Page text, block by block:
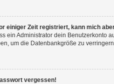
einiger Zeit registriert, kann mich
ein Administrator dein Benutzerkonto
um die Datenbankgröße zu
vergessen!